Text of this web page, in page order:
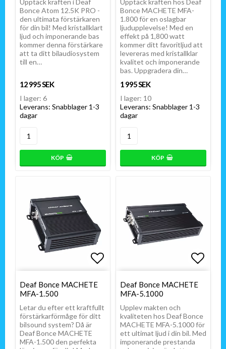
Upptäck kraften i Deaf
Bonce Atom 12.5K PRO -
den ultimata förstärkaren
för din bil! Med kristallklart
ljud och imponerande bas
kommer denna förstärkare
att ta ditt bilaudiosystem
till en…
12 995 SEK
I lager: 6
Leverans: Snabblager 1-3
dagar
KÖP
Upptäck kraften hos Deaf
Bonce MACHETE MFA-
1.800 för en oslagbar
ljudupplevelse! Med en
effekt på 1,800 watt
kommer ditt favoritljud att
levereras med kristallklar
kvalitet och imponerande
bas. Uppgradera din…
1 995 SEK
I lager: 10
Leverans: Snabblager 1-3
dagar
KÖP
Lägg till i favoritlistan
Deaf Bonce MACHETE
MFA-1.500
Letar du efter ett kraftfullt
förstärkarförmåge för ditt
bilsound system? Då är
Deaf Bonce MACHETE
MFA-1.500 den perfekta
Lägg
Deaf Bonce MACHETE
MFA-5.1000
Upplev makten och
kvaliteten hos Deaf Bonce
MACHETE MFA-5.1000 för
ett ultimat ljud i din bil. Med
imponerande prestanda